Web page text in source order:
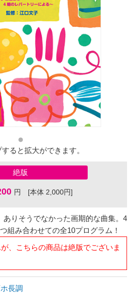
ると拡大ができます。
絶版
円 [本体 2,000円]
りそうでなかった画期的な曲集。4
組み合わせての全10プログラム！
、こちらの商品は絶版でございま
長調